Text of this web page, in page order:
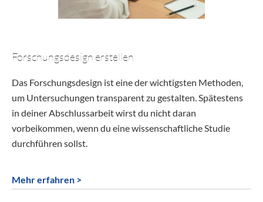
Forschungsdesign erstellen
Das Forschungsdesign ist eine der wichtigsten Methoden,
um Untersuchungen transparent zu gestalten. Spätestens
in deiner Abschlussarbeit wirst du nicht daran
vorbeikommen, wenn du eine wissenschaftliche Studie
durchführen sollst.
Mehr erfahren >